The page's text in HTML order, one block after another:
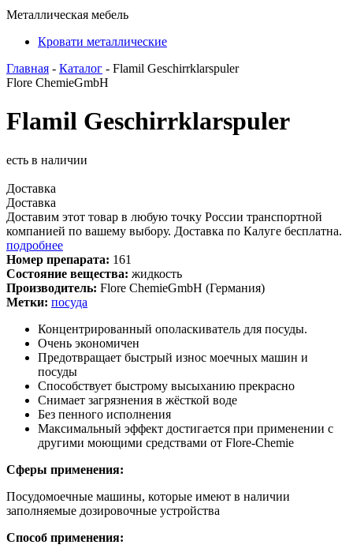
Металлическая мебель
Кровати металлические
Главная - Каталог - Flamil Geschirrklarspuler
Flore ChemieGmbH
Flamil Geschirrklarspuler
есть в наличии
Доставка
Доставка
Доставим этот товар в любую точку России транспортной
компанией по вашему выбору. Доставка по Калуге бесплатна.
подробнее
Номер препарата: 161
Состояние вещества: жидкость
Производитель: Flore ChemieGmbH (Германия)
Метки: посуда
Концентрированный ополаскиватель для посуды.
Очень экономичен
Предотвращает быстрый износ моечных машин и
посуды
Способствует быстрому высыханию прекрасно
Снимает загрязнения в жёсткой воде
Без пенного исполнения
Максимальный эффект достигается при применении с
другими моющими средствами от Flore-Chemie
Сферы применения:
Посудомоечные машины, которые имеют в наличии
заполняемые дозировочные устройства
Способ применения: